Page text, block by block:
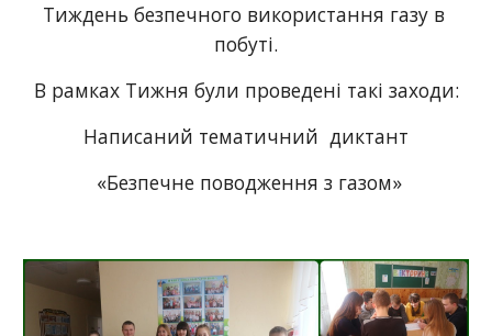
Тиждень безпечного використання газу в
побуті.
В рамках Тижня були проведені такі заходи:
Написаний тематичний  диктант
«Безпечне поводження з газом»